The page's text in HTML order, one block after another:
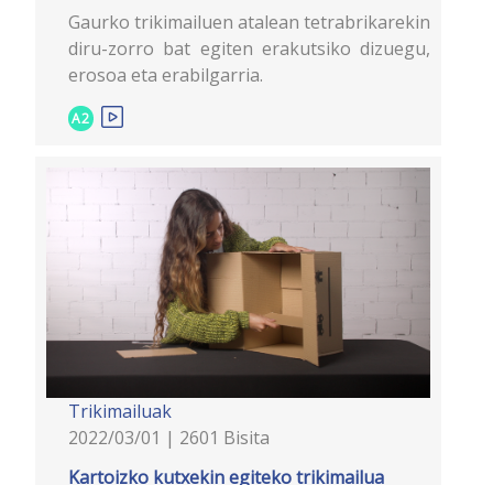
Gaurko trikimailuen atalean tetrabrikarekin
diru-zorro bat egiten erakutsiko dizuegu,
erosoa eta erabilgarria.
A2
Trikimailuak
2022/03/01 | 2601 Bisita
Kartoizko kutxekin egiteko trikimailua